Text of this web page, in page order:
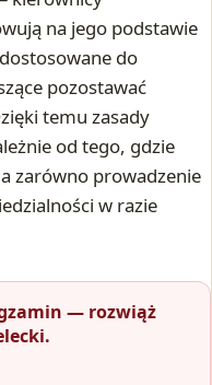
na jego podstawie
do
pozostawać
temu zasady
od tego, gdzie
zarówno prowadzenie
w razie
— rozwiąż